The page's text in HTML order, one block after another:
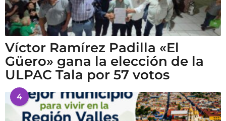
Víctor Ramírez Padilla «El
Güero» gana la elección de la
ULPAC Tala por 57 votos
4